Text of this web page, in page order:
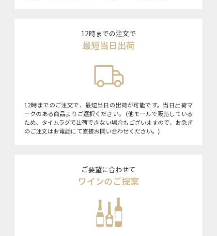
12時までの注文で
最短当日出荷
12時までのご注文で、最短当日の出荷が可能です。当日出荷マ
ークのある商品よりご選択ください。 (他モールで販売している
ため、タイムラグで出荷できない場合もございますので、お急ぎ
のご注文はお電話にて直接お問い合わせください。)
ご要望に合わせて
ワインのご提案